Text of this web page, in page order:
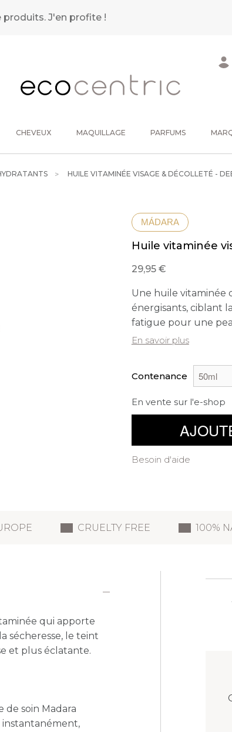
produits.J'en profite !
CHEVEUX MAQUILLAGE PARFUMS
HUILE VITAMINÉE VISAGE & DÉCOLLETÉ -
MÁDARA
Huile vitaminée
29,95
Une huile vitaminée
énergisants, ciblant
fatigue pour une
En savoir plus
Contenance
En vente sur l'e-shop
Besoin d'aide
CRUELTY FREE 100%
qui apporte
sécheresse, le teint
et plus éclatante.
de soin Madara